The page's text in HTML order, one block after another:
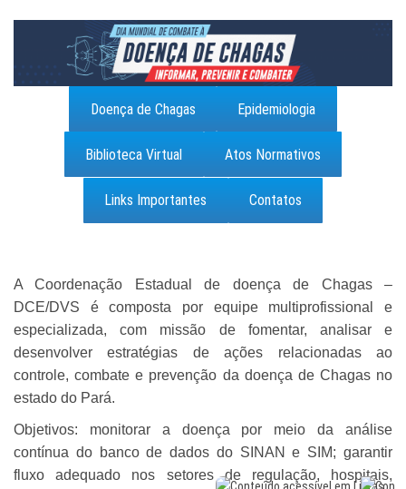
Doença de Chagas Epidemiologia
Biblioteca Virtual Atos Normativos
Links Importantes Contatos
A Coordenação Estadual de doença de Chagas –
DCE/DVS é composta por equipe multiprofissional e
especializada, com missão de fomentar, analisar e
desenvolver estratégias de ações relacionadas ao
controle, combate e prevenção da doença de Chagas no
estado do Pará.
Objetivos: monitorar a doença por meio da análise
contínua do banco de dados do SINAN e SIM; garantir
fluxo adequado nos setores de regulação, hospitais,